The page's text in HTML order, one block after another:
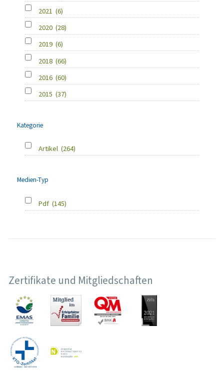
2021 (6)
2020 (28)
2019 (6)
2018 (66)
2016 (60)
2015 (37)
Kategorie
Artikel (264)
Medien-Typ
Pdf (145)
Zertifikate und Mitgliedschaften